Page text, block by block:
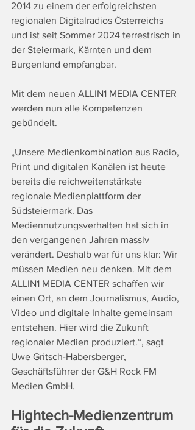
2014 zu einem der erfolgreichsten
regionalen Digitalradios Österreichs
und ist seit Sommer 2024 terrestrisch in
der Steiermark, Kärnten und dem
Burgenland empfangbar.
Mit dem neuen ALLIN1 MEDIA CENTER
werden nun alle Kompetenzen
gebündelt.
„Unsere Medienkombination aus Radio,
Print und digitalen Kanälen ist heute
bereits die reichweitenstärkste
regionale Medienplattform der
Südsteiermark. Das
Mediennutzungsverhalten hat sich in
den vergangenen Jahren massiv
verändert. Deshalb war für uns klar: Wir
müssen Medien neu denken. Mit dem
ALLIN1 MEDIA CENTER schaffen wir
einen Ort, an dem Journalismus, Audio,
Video und digitale Inhalte gemeinsam
entstehen. Hier wird die Zukunft
regionaler Medien produziert.“, sagt
Uwe Gritsch-Habersberger,
Geschäftsführer der G&H Rock FM
Medien GmbH.
Hightech-Medienzentrum